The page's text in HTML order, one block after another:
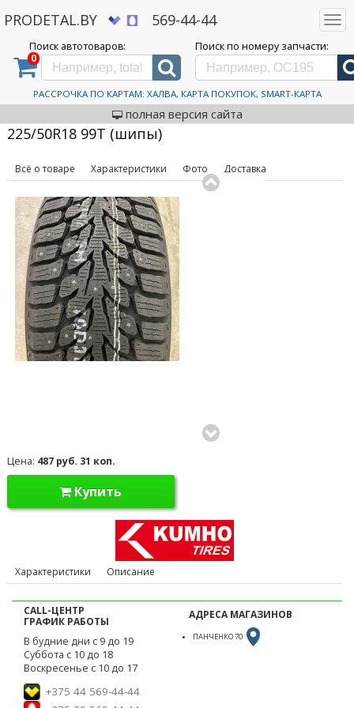
PRODETAL.BY 569-44-44
Поиск автотоваров:
0
Поиск по номеру запчасти:
РАССРОЧКА ПО КАРТАМ: ХАЛВА, КАРТА ПОКУПОК, SMART-КАРТА
полная версия сайта
Дискаунтер автозапчастей PRODETAL.BY > Каталог
автотоваров
Шины Kumho WinterCraft ice Wi32 225/50R18 99T (шипы)
Автошины Kumho
WinterCraft ice Wi32
225/50R18 99T (шипы)
код товара: 631814
Всё о товаре Характеристики Фото Доставка
Цена: 487 руб. 31 коп.
Купить
Характеристики Описание
CALL-ЦЕНТР
ГРАФИК РАБОТЫ
В будние дни с 9 до 19
Суббота с 10 до 18
Воскресенье с 10 до 17
+375 44 569-44-44
АДРЕСА МАГАЗИНОВ
ПАНЧЕНКО 70